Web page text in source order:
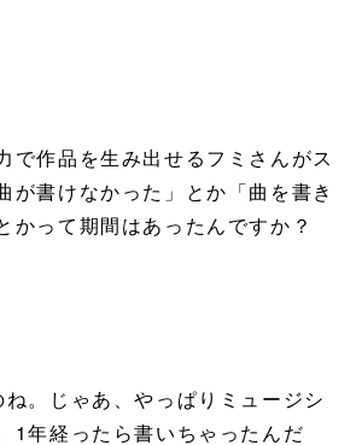
で作品を生み出せるフミさんがス
が書けなかった」とか「曲を書き
かって期間はあったんですか？
。じゃあ、やっぱりミュージシ
1年経ったら書いちゃったんだ